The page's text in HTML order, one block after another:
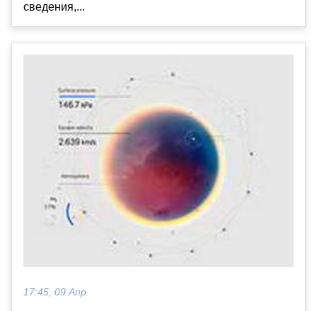
сведения,...
17:45, 09 Апр